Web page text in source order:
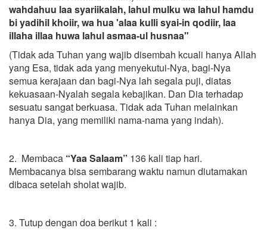
wahdahuu laa syariikalah, lahul mulku wa lahul hamdu
bi yadihil khoiir, wa hua 'alaa kulli syai-in qodiir, laa
illaha illaa huwa lahul asmaa-ul husnaa"
(Tidak ada Tuhan yang wajib disembah kcuali hanya Allah
yang Esa, tidak ada yang menyekutui-Nya, bagi-Nya
semua kerajaan dan bagi-Nya lah segala puji, diatas
kekuasaan-Nyalah segala kebajikan. Dan Dia terhadap
sesuatu sangat berkuasa. Tidak ada Tuhan melainkan
hanya Dia, yang memiliki nama-nama yang indah).
2. Membaca “Yaa Salaam” 136 kali tiap hari.
Membacanya bisa sembarang waktu namun diutamakan
dibaca setelah sholat wajib.
3. Tutup dengan doa berikut 1 kali :